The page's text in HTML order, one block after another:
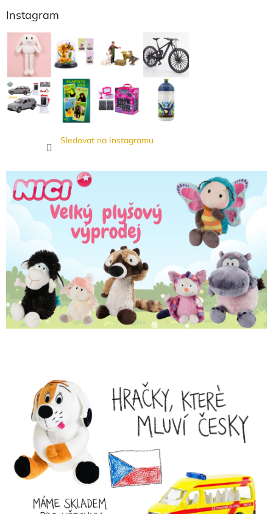
Instagram
Sledovat na Instagramu